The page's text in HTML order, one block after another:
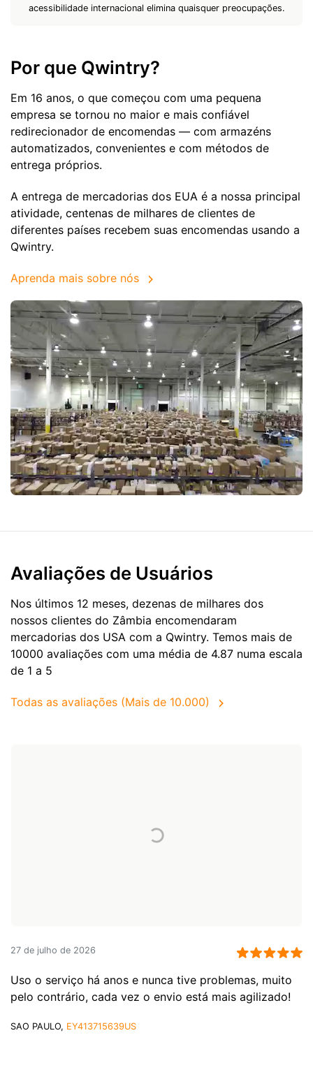
acessibilidade internacional elimina quaisquer preocupações.
Por que Qwintry?
Em 16 anos, o que começou com uma pequena
empresa se tornou no maior e mais confiável
redirecionador de encomendas — com armazéns
automatizados, convenientes e com métodos de
entrega próprios.
A entrega de mercadorias dos EUA é a nossa principal
atividade, centenas de milhares de clientes de
diferentes países recebem suas encomendas usando a
Qwintry.
Aprenda mais sobre nós
Avaliações de Usuários
Nos últimos 12 meses, dezenas de milhares dos
nossos clientes do Zâmbia encomendaram
mercadorias dos USA com a Qwintry. Temos mais de
10000 avaliações com uma média de 4.87 numa escala
de 1 a 5
Todas as avaliações (Mais de 10.000)
27 de julho de 2026
Uso o serviço há anos e nunca tive problemas, muito
pelo contrário, cada vez o envio está mais agilizado!
SAO PAULO, EY413715639US